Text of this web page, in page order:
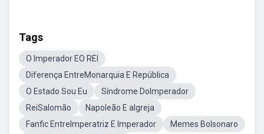
Tags
O Imperador EO REI
Diferença EntreMonarquia E República
O Estado Sou Eu
Síndrome DoImperador
ReiSalomão
Napoleão E aIgreja
Fanfic EntreImperatriz E Imperador
Memes Bolsonaro